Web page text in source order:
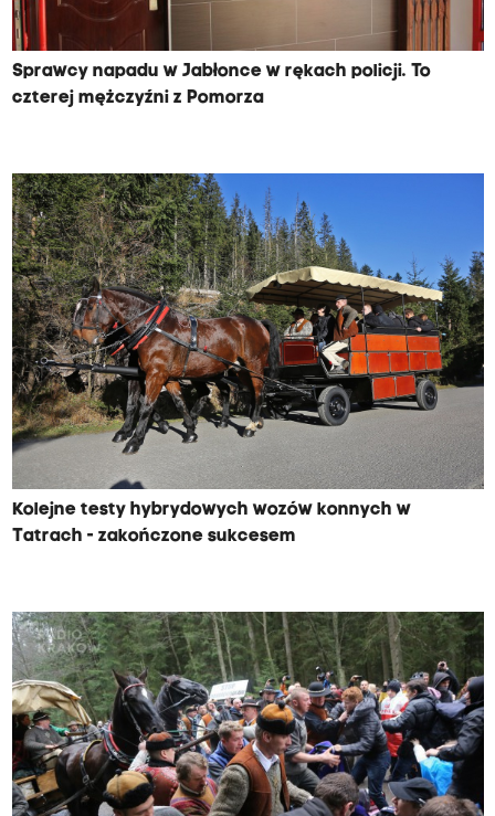
Sprawcy napadu w Jabłonce w rękach policji. To
czterej mężczyźni z Pomorza
Kolejne testy hybrydowych wozów konnych w
Tatrach - zakończone sukcesem